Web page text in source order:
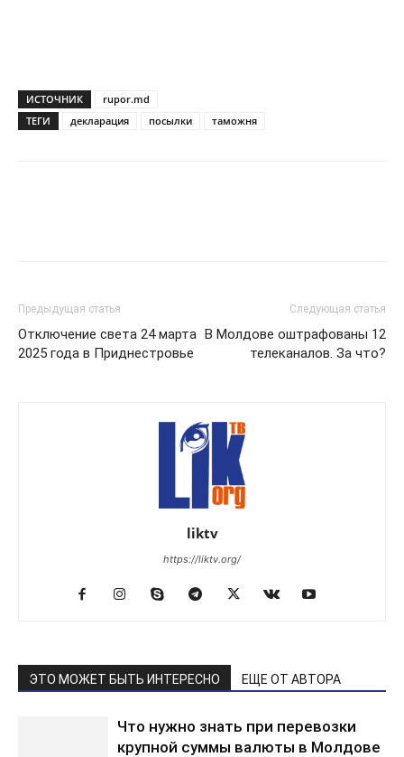
ИСТОЧНИК
rupor.md
ТЕГИ
декларация посылки таможня
Предыдущая статья
Отключение света 24 марта
2025 года в Приднестровье
Следующая статья
В Молдове оштрафованы 12
телеканалов. За что?
liktv
https://liktv.org/
ЭТО МОЖЕТ БЫТЬ ИНТЕРЕСНО ЕЩЕ ОТ АВТОРА
Что нужно знать при перевозки
крупной суммы валюты в Молдове